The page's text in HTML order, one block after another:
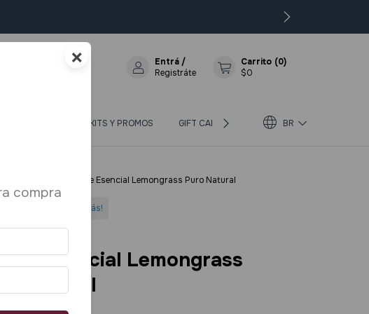
Entrá /
Registráte
Carrito (0)
$0
KITS Y PROMOS GIFT CARD BLOG SOBRE BIOTERRA
BR
Aceite Esencial Lemongrass Puro Natural
OFF comprando 3 o más!
Esencial Lemongrass
Natural
×
compra